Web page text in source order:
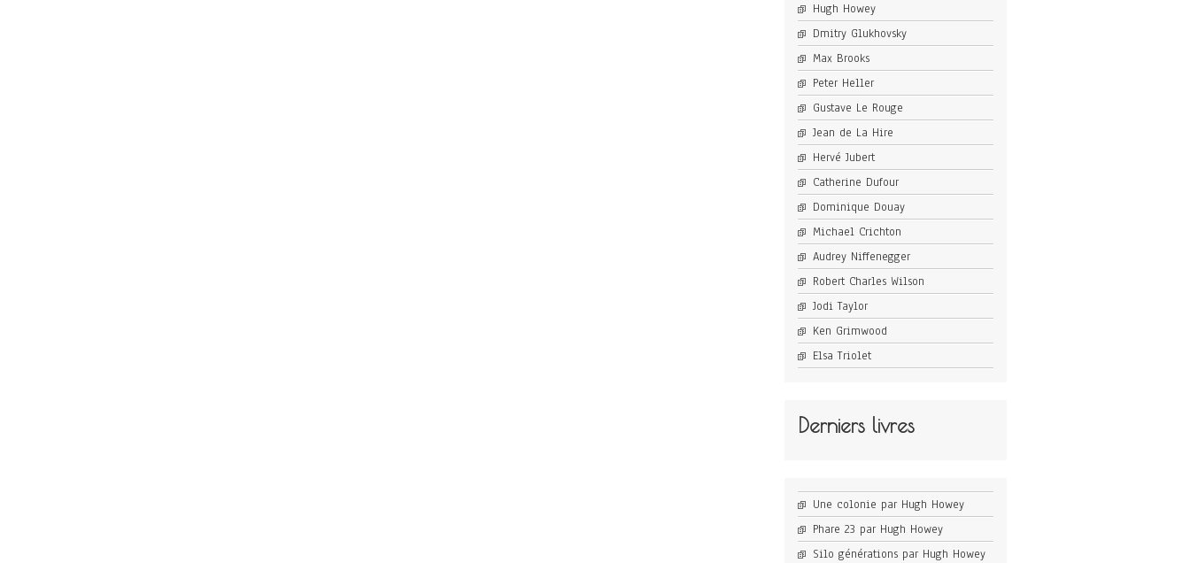
Hugh Howey
Dmitry Glukhovsky
Max Brooks
Peter Heller
Gustave Le Rouge
Jean de La Hire
Hervé Jubert
Catherine Dufour
Dominique Douay
Michael Crichton
Audrey Niffenegger
Robert Charles Wilson
Jodi Taylor
Ken Grimwood
Elsa Triolet
Derniers livres
Une colonie par Hugh Howey
Phare 23 par Hugh Howey
Silo générations par Hugh Howey